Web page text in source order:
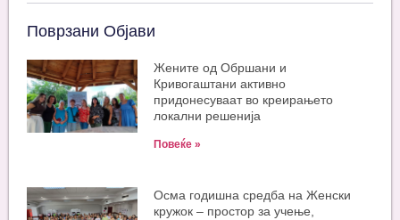
Поврзани Објави
Жените од Обршани и
Кривогаштани активно
придонесуваат во креирањето
локални решенија
Повеќе »
Oсма годишна средба на Женски
кружок – простор за учење,